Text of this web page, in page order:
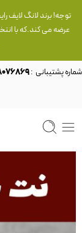
توجه! برند لانگ لایف
عرضه می کند.که با
شماره پشتیبانی :